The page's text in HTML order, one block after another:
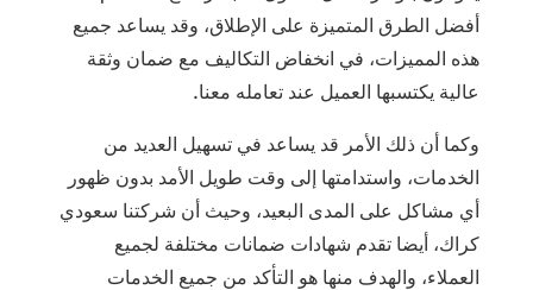
أفضل الطرق المتميزة على الإطلاق، وقد يساعد جميع
هذه المميزات، في انخفاض التكاليف مع ضمان وثقة
عالية يكتسبها العميل عند تعامله معنا.
وكما أن ذلك الأمر قد يساعد في تسهيل العديد من
الخدمات، واستدامتها إلى وقت طويل الأمد بدون ظهور
أي مشاكل على المدى البعيد، وحيث أن شركتنا سعودي
كراك، أيضا تقدم شهادات ضمانات مختلفة لجميع
العملاء، والهدف منها هو التأكد من جميع الخدمات